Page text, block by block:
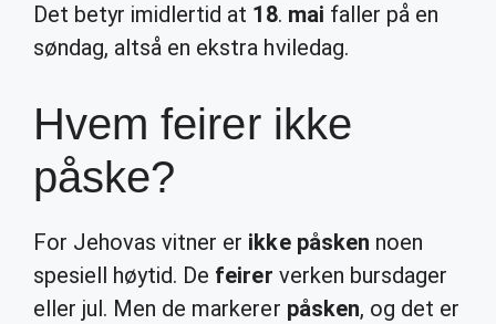
Det betyr imidlertid at 18. mai faller på en
søndag, altså en ekstra hviledag.
Hvem feirer ikke
påske?
For Jehovas vitner er ikke påsken noen
spesiell høytid. De feirer verken bursdager
eller jul. Men de markerer påsken, og det er